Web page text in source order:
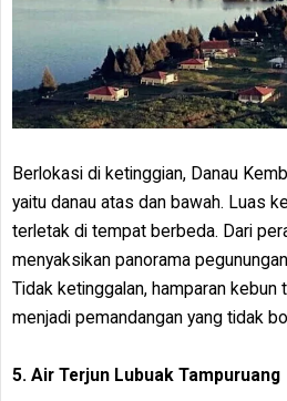
Berlokasi di ketinggian, Danau
yaitu danau atas dan bawah. Luas
terletak di tempat berbeda. Dari
menyaksikan panorama
Tidak ketinggalan, hamparan kebun
menjadi pemandangan yang tidak
5. Air Terjun Lubuak Tampuruang